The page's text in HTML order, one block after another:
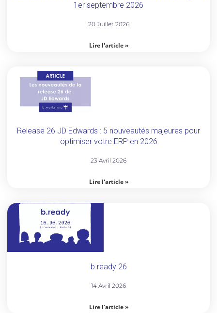
1er septembre 2026
20 Juillet 2026
Lire l'article »
Release 26 JD Edwards : 5 nouveautés majeures pour
optimiser votre ERP en 2026
23 Avril 2026
Lire l'article »
b.ready 26
14 Avril 2026
Lire l'article »